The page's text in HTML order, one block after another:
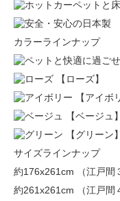
カラーラインナップ
【ローズ】
【アイボ
【ベージュ】
【グリーン】
サイズラインナップ
約176x261cm （江戸間
約261x261cm （江戸間